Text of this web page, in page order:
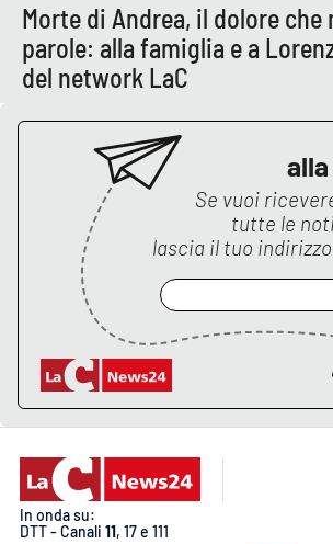
Morte di Andrea, il dolore che
parole: alla famiglia e a
del network LaC
Se vuoi
tutte le
lascia il tuo
In onda su:
DTT - Canali 11, 17 e 111